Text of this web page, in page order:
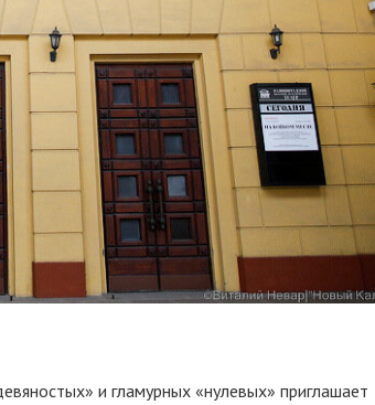
и гламурных «нулевых» приглашает